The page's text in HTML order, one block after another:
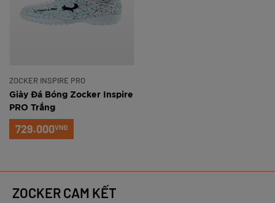
ZOCKER INSPIRE PRO
Giày Đá Bóng Zocker Inspire
PRO Trắng
729.000VNĐ
ZOCKER CAM KẾT